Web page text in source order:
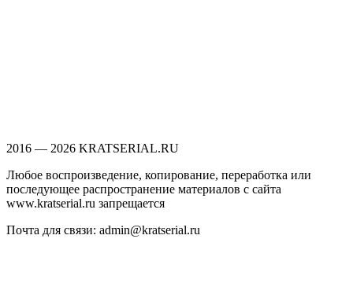
2016 — 2026 KRATSERIAL.RU
Любое воспроизведение, копирование, переработка или
последующее распространение материалов с сайта
www.kratserial.ru запрещается
Почта для связи: admin@kratserial.ru